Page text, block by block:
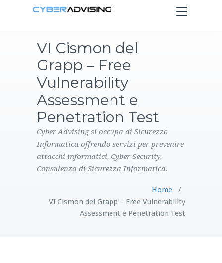
Toggle
navigation
PRODOTTI
CONTATTI
VI Cismon del
Grapp – Free
Vulnerability
Assessment e
Penetration Test
Cyber Advising si occupa di Sicurezza
Informatica offrendo servizi per prevenire
attacchi informatici, Cyber Security,
Consulenza di Sicurezza Informatica.
Home/
VI Cismon del Grapp – Free Vulnerability
Assessment e Penetration Test